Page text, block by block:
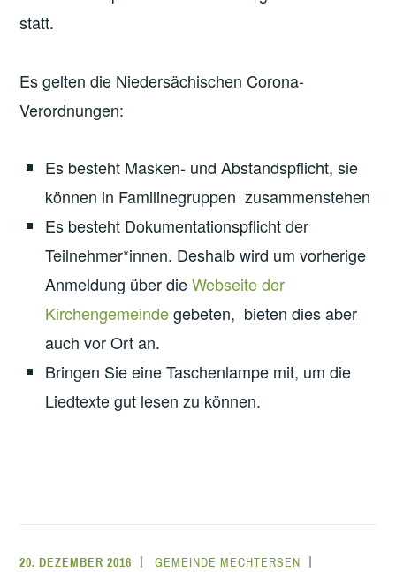
statt.
Es gelten die Niedersächischen Corona-
Verordnungen:
Es besteht Masken- und Abstandspflicht, sie
können in Familinegruppen zusammenstehen
Es besteht Dokumentationspflicht der
Teilnehmer*innen. Deshalb wird um vorherige
Anmeldung über dieWebseite der
Kirchengemeindegebeten, bieten dies aber
auch vor Ort an.
Bringen Sie eine Taschenlampe mit, um die
Liedtexte gut lesen zu können.
20. DEZEMBER 2016
GEMEINDE MECHTERSEN